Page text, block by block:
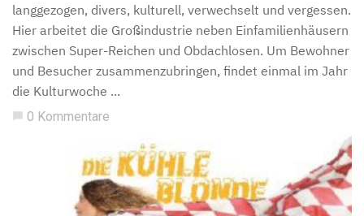
langgezogen, divers, kulturell, verwechselt und vergessen.
Hier arbeitet die Großindustrie neben Einfamilienhäusern
zwischen Super-Reichen und Obdachlosen. Um Bewohner
und Besucher zusammenzubringen, findet einmal im Jahr
die Kulturwoche ...
chat_bubble 0 Kommentare